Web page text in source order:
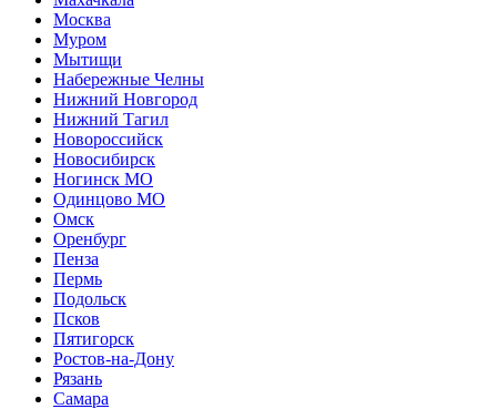
Москва
Муром
Мытищи
Набережные Челны
Нижний Новгород
Нижний Тагил
Новороссийск
Новосибирск
Ногинск МО
Одинцово МО
Омск
Оренбург
Пенза
Пермь
Подольск
Псков
Пятигорск
Ростов-на-Дону
Рязань
Самара